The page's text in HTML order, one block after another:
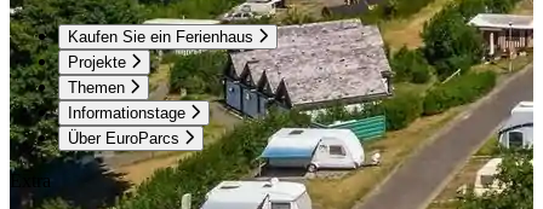
Kaufen Sie ein Ferienhaus
Projekte
Themen
Informationstage
Über EuroParcs
Extra